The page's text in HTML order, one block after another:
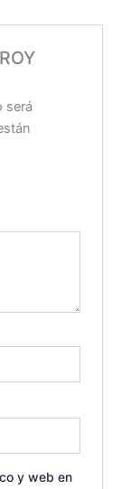
será
y web en